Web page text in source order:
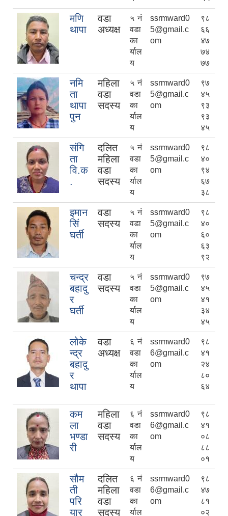
मणि
थापा
वडा
अध्यक्ष
५ नं
वडा
का
र्याल
य
ssrmward0
5@gmail.c
om
९८
६६
४७
७४
७७
नमि
ता
थापा
पुन
महिला
वडा
सदस्य
५ नं
वडा
का
र्याल
य
ssrmward0
5@gmail.c
om
९७
४५
९३
९३
४५
संगि
ता
वि.क
.
दलित
महिला
वडा
सदस्य
५ नं
वडा
का
र्याल
य
ssrmward0
5@gmail.c
om
९८
४०
९४
६७
३८
इमान
सिं
घर्ती
वडा
सदस्य
५ नं
वडा
का
र्याल
य
ssrmward0
5@gmail.c
om
९८
४०
६०
६३
९२
चन्द्र
बहादु
र
घर्ती
वडा
सदस्य
५ नं
वडा
का
र्याल
य
ssrmward0
5@gmail.c
om
९७
४५
४१
३४
४५
लोके
न्द्र
बहादु
र
थापा
वडा
अध्यक्ष
६ नं
वडा
का
र्याल
य
ssrmward0
6@gmail.c
om
९८
४१
२४
८०
६४
कम
ला
भण्डा
री
महिला
वडा
सदस्य
६ नं
वडा
का
र्याल
य
ssrmward0
6@gmail.c
om
९८
४१
०८
८८
०१
सौम
ती
परि
यार
दलित
महिला
वडा
सदस्य
६ नं
वडा
का
र्याल
ssrmward0
6@gmail.c
om
९८
४७
८१
०२